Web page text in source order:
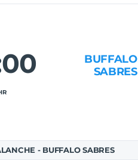
BUFFALO
SABRES
- BUFFALO SABRES